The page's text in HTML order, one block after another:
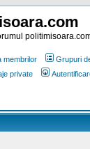
membrilor Grupuri
private